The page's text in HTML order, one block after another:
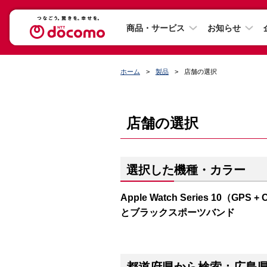
商品・サービス お知らせ
ホーム 製品 店舗の選択
店舗の選択
選択した機種・カラー
Apple Watch Series 10（GPS +
とブラックスポーツバンド